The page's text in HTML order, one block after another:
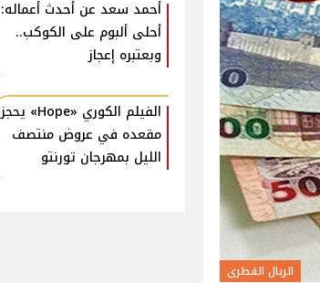
الريال القطرى
أحمد سعد عن أحدث أعماله:
أحلى ألبوم على الكوكب..
وبعتبره إعجاز
الفيلم الكوري «Hope» يحجز
مقعده في عروض منتصف
الليل بمهرجان تورنتو